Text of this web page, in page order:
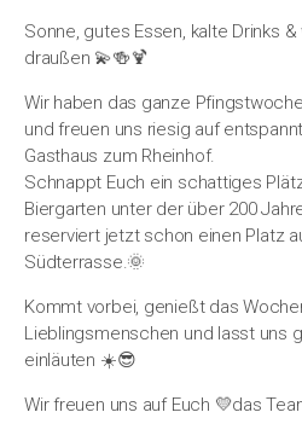
Sonne, gutes Essen, kalte Drinks
draußen 💫🍻🍹
Wir haben das ganze
und freuen uns riesig auf
Gasthaus zum Rheinhof.
Schnappt Euch ein schattiges
Biergarten unter der über 200
reserviert jetzt schon einen Platz
Südterrasse.🌞
Kommt vorbei, genießt das
Lieblingsmenschen und lasst uns
einläuten ☀️😎
Wir freuen uns auf Euch 💛das